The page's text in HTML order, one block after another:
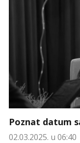
Poznat datum
02.03.2025. u 06:40